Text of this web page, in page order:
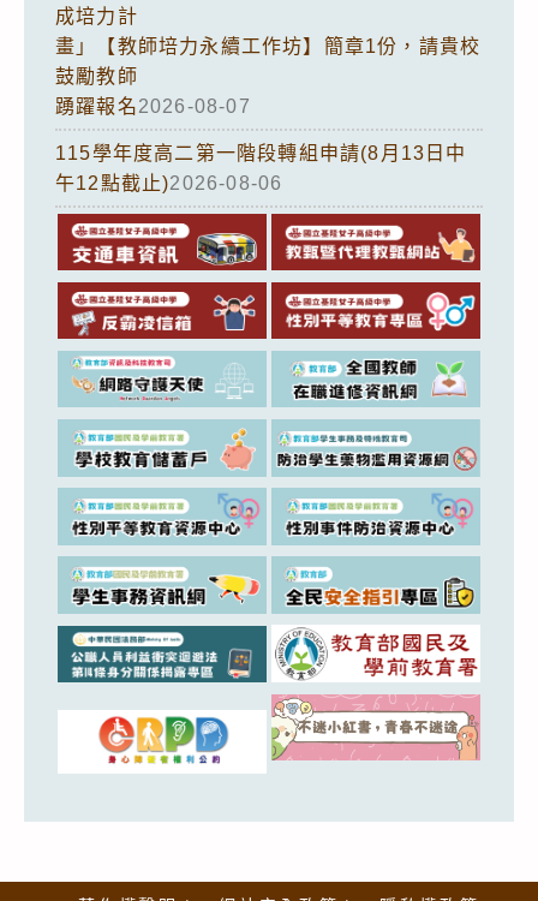
成培力計
畫」【教師培力永續工作坊】簡章1份，請貴校
鼓勵教師
踴躍報名2026-08-07
115學年度高二第一階段轉組申請(8月13日中
午12點截止)2026-08-06